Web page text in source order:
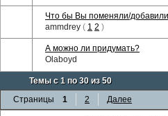
Что бы Вы поменяли/
ammdrey ( 1 2 )
А можно ли придумать?
Olaboyd
Темы с 1 по 30 из 50
Страницы
1 2 Далее